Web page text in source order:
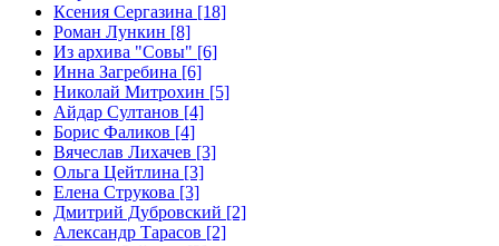
Ксения Сергазина [18]
Роман Лункин [8]
Из архива "Совы" [6]
Инна Загребина [6]
Николай Митрохин [5]
Айдар Султанов [4]
Борис Фаликов [4]
Вячеслав Лихачев [3]
Ольга Цейтлина [3]
Елена Струкова [3]
Дмитрий Дубровский [2]
Александр Тарасов [2]